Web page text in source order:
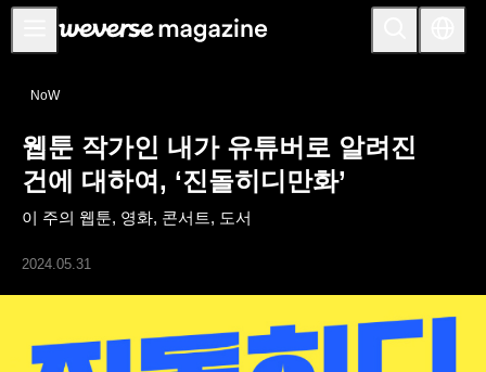
공지사항
FEATURE
INTERVIEW
REVIEW
INTERACTIVE
NoW
웹툰 작가인 내가 유튜버로 알려진
건에 대하여, ‘진돌히디만화’
이 주의 웹툰, 영화, 콘서트, 도서
2024.05.31